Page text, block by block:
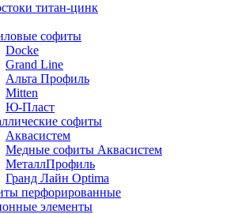
титан-цинк
софиты
Docke
Grand Line
Альта Профиль
Mitten
Ю-Пласт
софиты
Аквасистем
Медные софиты Аквасистем
МеталлПрофиль
Гранд Лайн Optima
перфорированные
элементы